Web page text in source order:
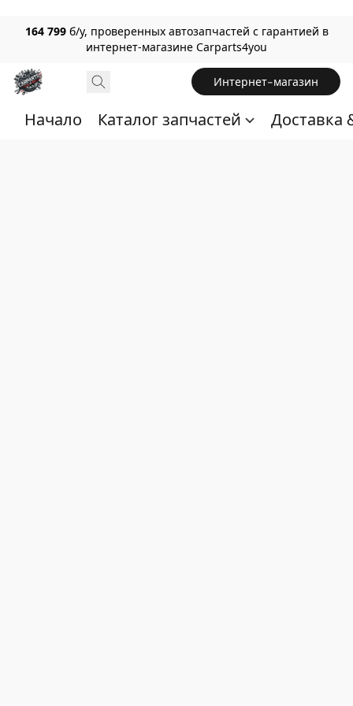
164 799 б/у, проверенных автозапчастей с гарантией в
интернет-магазине Carparts4you
Интернет-магазин
Начало Каталог запчастей Доставка